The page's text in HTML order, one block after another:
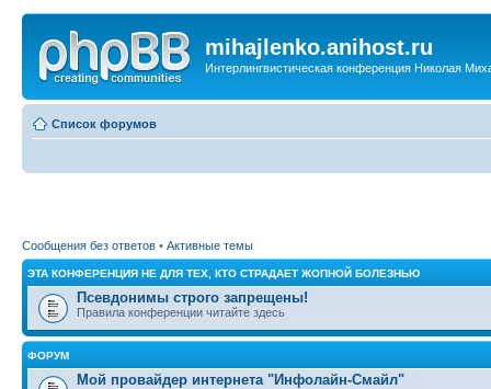
mihajlenko.anihost.ru
Интерлингвистическая конференция Николая
Список форумов
Сообщения без ответов • Активные темы
ЭТА КОНФЕРЕНЦИЯ НЕ ДЛЯ ТЕХ, КТО СТРАДАЕТ ЖОПНОЙ БОЛЕЗНЬЮ
Псевдонимы строго запрещены!
Правила конференции читайте здесь
ФОРУМ
Мой провайдер интернета "Инфолайн-Смайл"